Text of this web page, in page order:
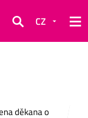
Hledat
CZ
děkana o